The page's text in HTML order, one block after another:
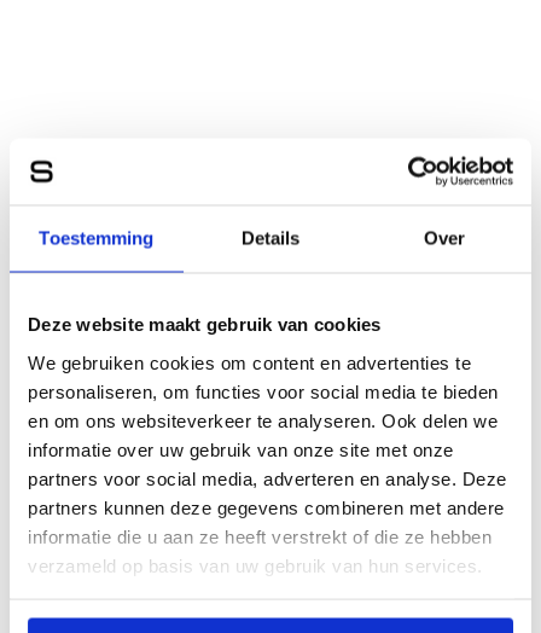
Toestemming Details Over
Deze website maakt gebruik van cookies
We gebruiken cookies om content en advertenties te
personaliseren, om functies voor social media te bieden
en om ons websiteverkeer te analyseren. Ook delen we
informatie over uw gebruik van onze site met onze
partners voor social media, adverteren en analyse. Deze
partners kunnen deze gegevens combineren met andere
informatie die u aan ze heeft verstrekt of die ze hebben
verzameld op basis van uw gebruik van hun services.